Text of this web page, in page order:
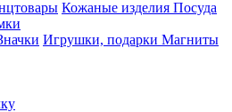
Кожаные изделия Посуда
Игрушки, подарки Магниты